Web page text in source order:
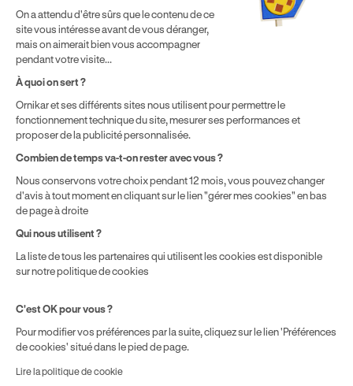
⁵ Montant du financement CPF variable selon les droits acquis
par chaque bénéficiaire. Exemple donné pour un titulaire
disposant de 500 € de droits CPF. Le reste à charge dépend du
solde disponible sur le Compte Personnel de Formation et du
On a attendu d'être sûrs que le contenu de ce
site vous intéresse avant de vous déranger,
mais on aimerait bien vous accompagner
pendant votre visite...
À quoi on sert ?
Ornikar et ses différents sites nous utilisent pour permettre le
fonctionnement technique du site, mesurer ses performances et
proposer de la publicité personnalisée.
Combien de temps va-t-on rester avec vous ?
Nous conservons votre choix pendant 12 mois, vous pouvez changer
d'avis à tout moment en cliquant sur le lien "gérer mes cookies" en bas
de page à droite
Qui nous utilisent ?
La liste de tous les partenaires qui utilisent les cookies est disponible
sur notre politique de cookies
C'est OK pour vous ?
Pour modifier vos préférences par la suite, cliquez sur le lien 'Préférences
de cookies' situé dans le pied de page.
Lire la politique de cookie